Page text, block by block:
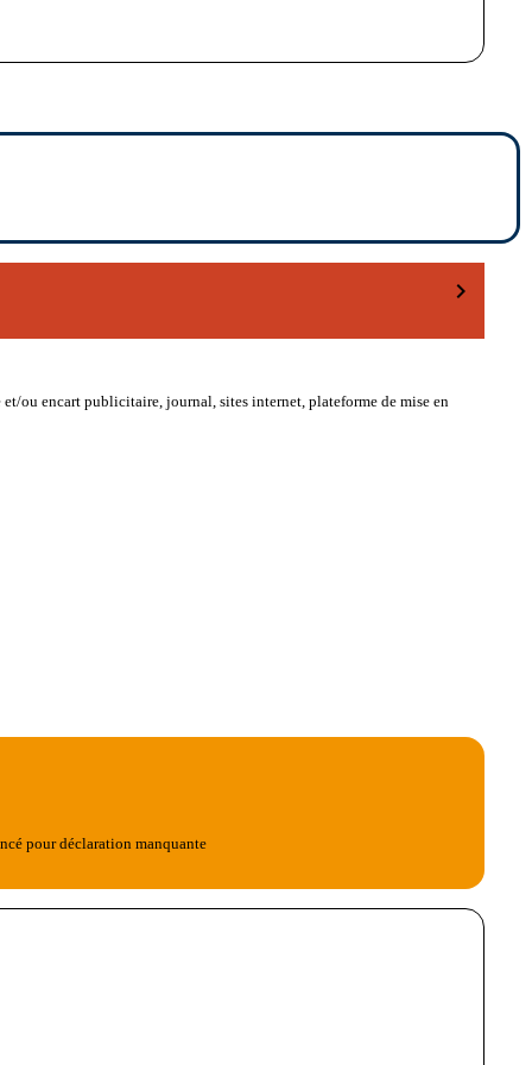
chevron_right
ou encart publicitaire, journal, sites internet, plateforme de mise en
pour déclaration manquante